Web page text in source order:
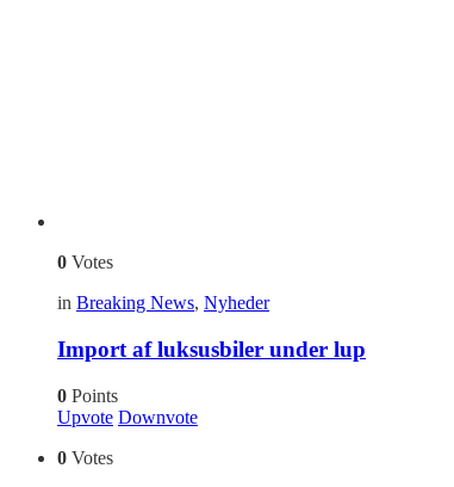
0 Votes
in Breaking News, Nyheder
Import af luksusbiler under lup
0 Points
Upvote Downvote
0 Votes